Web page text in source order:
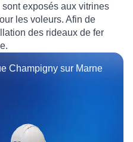
exposés aux vitrines
les voleurs. Afin de
des rideaux de fer
Champigny sur Marne